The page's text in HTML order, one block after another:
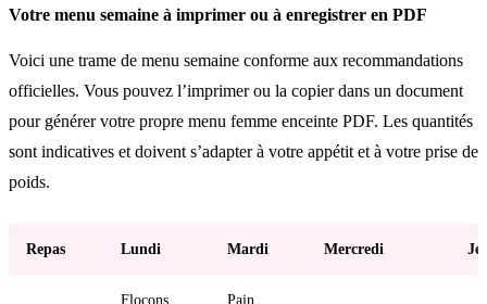
Votre menu semaine à imprimer ou à enregistrer en PDF
Voici une trame de menu semaine conforme aux recommandations
officielles. Vous pouvez l’imprimer ou la copier dans un document
pour générer votre propre menu femme enceinte PDF. Les quantités
sont indicatives et doivent s’adapter à votre appétit et à votre prise de
poids.
Repas Lundi Mardi Mercredi
Flocons Pain